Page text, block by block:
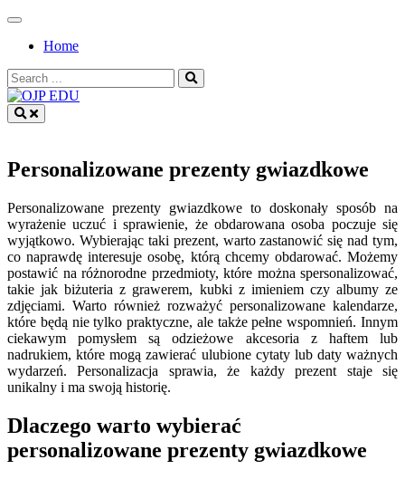
Skip
contentHome
Search
for:
Personalizowane prezenty gwiazdkowe
Personalizowane prezenty gwiazdkowe to doskonały sposób na
wyrażenie uczuć i sprawienie, że obdarowana osoba poczuje się
wyjątkowo. Wybierając taki prezent, warto zastanowić się nad tym,
co naprawdę interesuje osobę, którą chcemy obdarować. Możemy
postawić na różnorodne przedmioty, które można spersonalizować,
takie jak biżuteria z grawerem, kubki z imieniem czy albumy ze
zdjęciami. Warto również rozważyć personalizowane kalendarze,
które będą nie tylko praktyczne, ale także pełne wspomnień. Innym
ciekawym pomysłem są odzieżowe akcesoria z haftem lub
nadrukiem, które mogą zawierać ulubione cytaty lub daty ważnych
wydarzeń. Personalizacja sprawia, że każdy prezent staje się
unikalny i ma swoją historię.
Dlaczego warto wybierać
personalizowane prezenty gwiazdkowe